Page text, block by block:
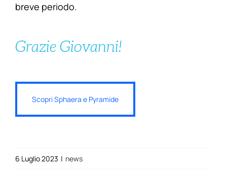
breve periodo.
Grazie Giovanni!
Scopri Sphaera e Pyramide
6 Luglio 2023 | news